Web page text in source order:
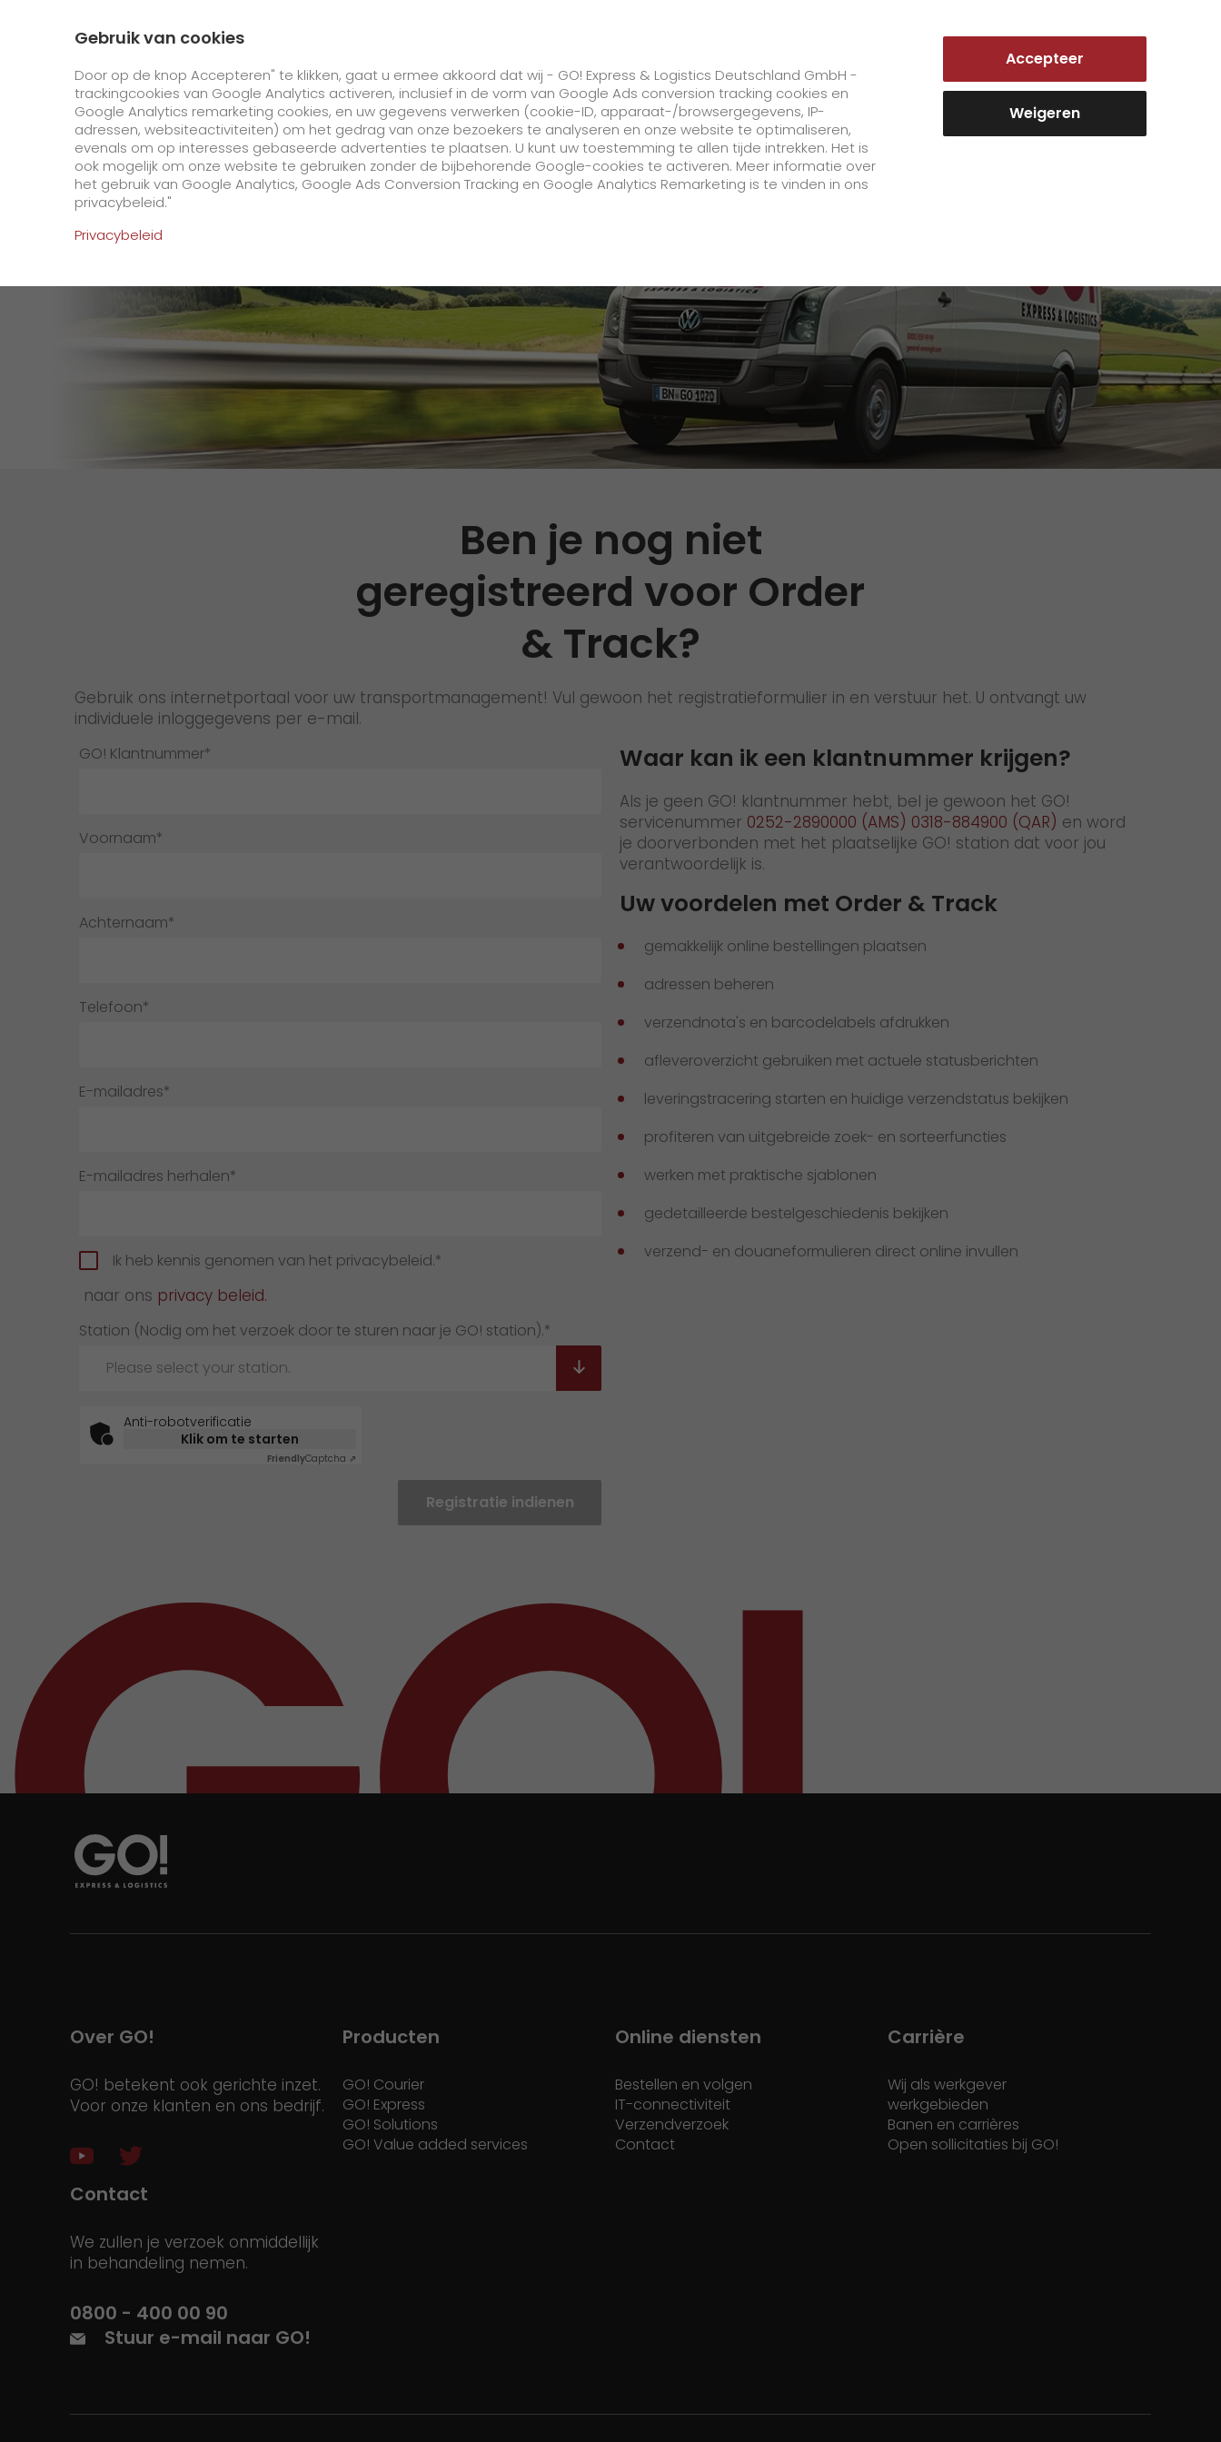
Inloggen klantenportaal
GO! Courier GO! Express GO! Solutions GO! Value added services
Online diensten
Bestellen en volgen
Verzendverzoek
Contact
Bedrijf
GO!
Geschiedenis
Maatschappelijk verantwoord
ondernemen
Banen en carrières
Open sollicitaties bij GO!
+
Word een GO! koerier
Open sollicitaties
Homepage Online diensten Bestellen en volgen Registratie bestellen en volgen
Ben je nog niet
geregistreerd voor Order
& Track?
Gebruik ons internetportaal voor uw transportmanagement! Vul gewoon het registratieformulier in en verstuur het. U ontvangt uw
individuele inloggegevens per e-mail.
GO! Klantnummer*
Voornaam*
Achternaam*
Telefoon*
E-mailadres*
E-mailadres herhalen*
Ik heb kennis genomen van het privacybeleid.*
naar ons privacy beleid.
Station (Nodig om het verzoek door te sturen naar je GO! station).*
Please select your station.
Anti-robotverificatie
Klik om te starten
FriendlyCaptcha ⇗
Registratie indienen
Waar kan ik een klantnummer krijgen?
Als je geen GO! klantnummer hebt, bel je gewoon het GO!
servicenummer 0252-2890000 (AMS) 0318-884900 (QAR) en word
je doorverbonden met het plaatselijke GO! station dat voor jou
verantwoordelijk is.
Uw voordelen met Order & Track
gemakkelijk online bestellingen plaatsen
adressen beheren
verzendnota's en barcodelabels afdrukken
afleveroverzicht gebruiken met actuele statusberichten
leveringstracering starten en huidige verzendstatus bekijken
profiteren van uitgebreide zoek- en sorteerfuncties
werken met praktische sjablonen
gedetailleerde bestelgeschiedenis bekijken
verzend- en douaneformulieren direct online invullen
Over GO!
GO! betekent ook gerichte inzet.
Voor onze klanten en ons bedrijf.
Producten
GO! Courier
GO! Express
GO! Solutions
GO! Value added services
Online diensten
Bestellen en volgen
IT-connectiviteit
Verzendverzoek
Contact
Carrière
Wij als werkgever
werkgebieden
Banen en carrières
Open sollicitaties bij GO!
Contact
We zullen je verzoek onmiddellijk
in behandeling nemen.
0800 - 400 00 90
Stuur e-mail naar GO!
Gebruik van cookies
Door op de knop Accepteren" te klikken, gaat u ermee akkoord dat wij - GO! Express & Logistics Deutschland GmbH -
trackingcookies van Google Analytics activeren, inclusief in de vorm van Google Ads conversion tracking cookies en
Google Analytics remarketing cookies, en uw gegevens verwerken (cookie-ID, apparaat-/browsergegevens, IP-
adressen, websiteactiviteiten) om het gedrag van onze bezoekers te analyseren en onze website te optimaliseren,
evenals om op interesses gebaseerde advertenties te plaatsen. U kunt uw toestemming te allen tijde intrekken. Het is
ook mogelijk om onze website te gebruiken zonder de bijbehorende Google-cookies te activeren. Meer informatie over
het gebruik van Google Analytics, Google Ads Conversion Tracking en Google Analytics Remarketing is te vinden in ons
privacybeleid."
Privacybeleid
Accepteer
Weigeren